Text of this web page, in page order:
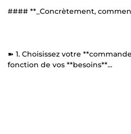
#### **_Concrètement,
➽ 1. Choisissez votre
fonction de vos **besoins**...